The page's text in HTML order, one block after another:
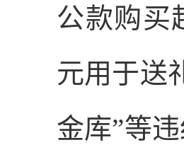
公款购买
元用于送
金库”等